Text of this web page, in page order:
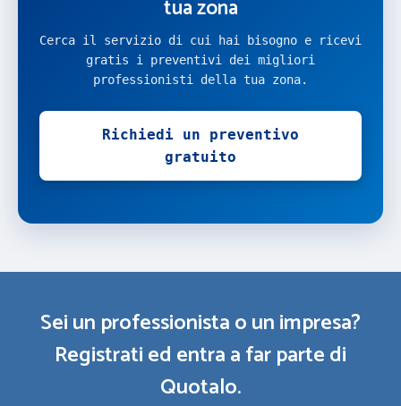
tua zona
Cerca il servizio di cui hai bisogno e ricevi
gratis i preventivi dei migliori
professionisti della tua zona.
Richiedi un preventivo
gratuito
Sei un professionista o un impresa?
Registrati ed entra a far parte di
Quotalo.